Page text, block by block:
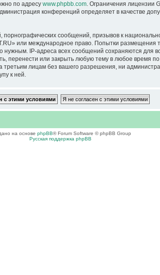
по адресу www.phpbb.com. Ограничения лицензии
конференций определяет в качестве
сообщений, призывов к
или международное право. Попытки
IP-адреса всех сообщений сохраняются для
перенести или закрыть любую тему в любое время
лицам без вашего разрешения, ни
к ней.
на основе phpBB® Forum Software © phpBB Group
Русская поддержка phpBB